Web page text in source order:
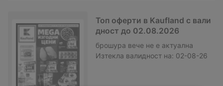
Топ оферти в Kaufland с вали
дност до 02.08.2026
брошура вече не е актуална
Изтекла валидност на: 02-08-26